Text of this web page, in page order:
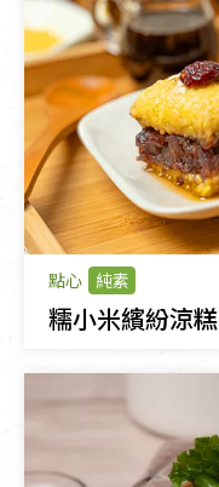
點心 純素
糯小米繽紛涼糕